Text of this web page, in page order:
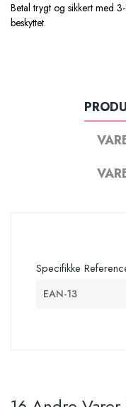
Betal trygt og sikkert med
beskyttet.
Specifikke
EAN-13